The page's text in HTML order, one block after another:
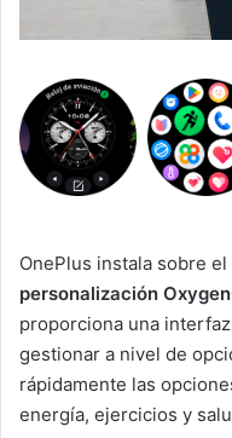
OnePlus instala sobre
personalización
proporciona una
gestionar a nivel de
rápidamente las
energía, ejercicios y